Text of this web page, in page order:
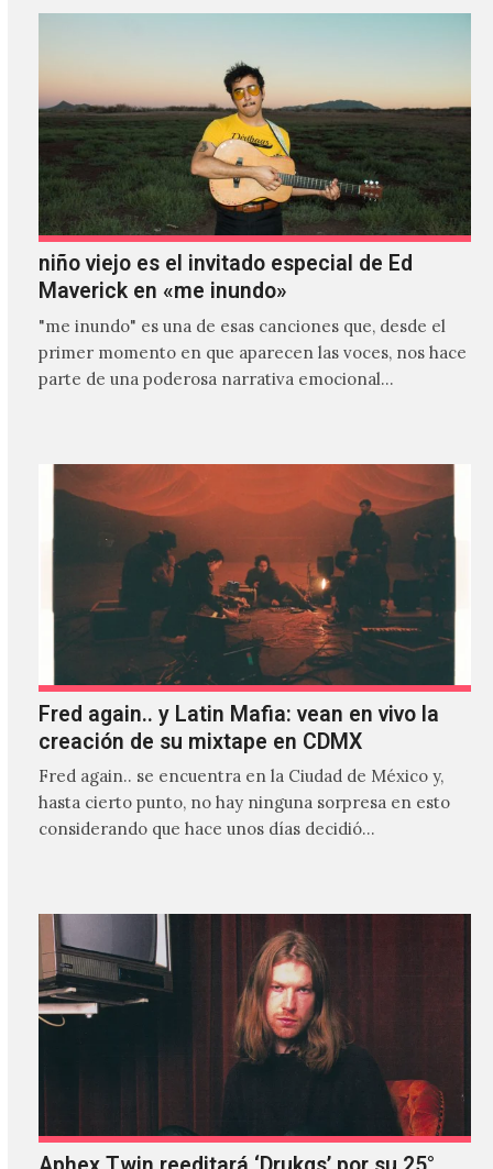
niño viejo es el invitado especial de Ed
Maverick en «me inundo»
"me inundo" es una de esas canciones que, desde el
primer momento en que aparecen las voces, nos hace
parte de una poderosa narrativa emocional…
Fred again.. y Latin Mafia: vean en vivo la
creación de su mixtape en CDMX
Fred again.. se encuentra en la Ciudad de México y,
hasta cierto punto, no hay ninguna sorpresa en esto
considerando que hace unos días decidió…